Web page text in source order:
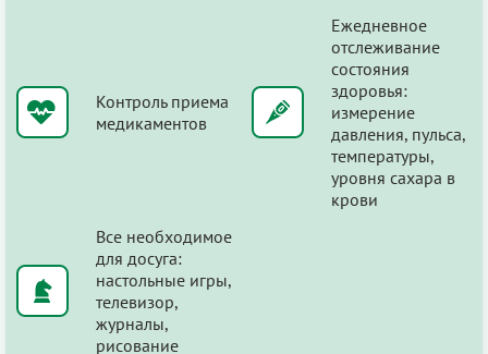
Контроль приема
медикаментов
Ежедневное
отслеживание
состояния
здоровья:
измерение
давления, пульса,
температуры,
уровня сахара в
крови
Все необходимое
для досуга:
настольные игры,
телевизор,
журналы,
рисование